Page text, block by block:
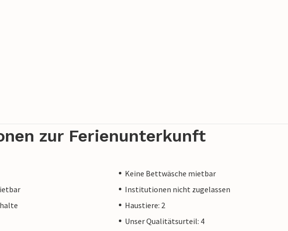
zur Ferienunterkunft
Keine Bettwäsche mietbar
Institutionen nicht zugelassen
Haustiere: 2
Unser Qualitätsurteil: 4